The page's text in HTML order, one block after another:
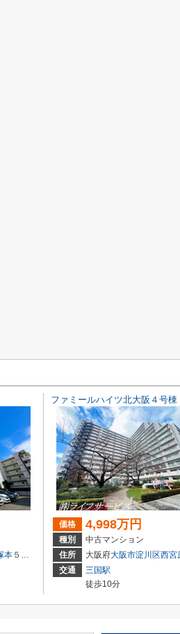
本 ５丁目3-22
ファミールハイツ北大阪４号棟
価格 4,998万円
種別
中古マンション
住所
大阪府大阪市淀川区西宮
交通
三国駅
徒歩10分